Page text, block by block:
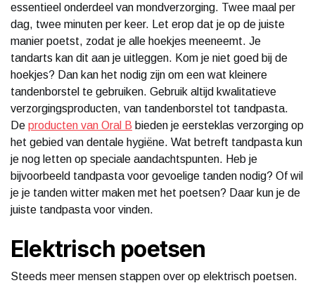
essentieel onderdeel van mondverzorging. Twee maal per
dag, twee minuten per keer. Let erop dat je op de juiste
manier poetst, zodat je alle hoekjes meeneemt. Je
tandarts kan dit aan je uitleggen. Kom je niet goed bij de
hoekjes? Dan kan het nodig zijn om een wat kleinere
tandenborstel te gebruiken. Gebruik altijd kwalitatieve
verzorgingsproducten, van tandenborstel tot tandpasta.
De producten van Oral B bieden je eersteklas verzorging op
het gebied van dentale hygiëne. Wat betreft tandpasta kun
je nog letten op speciale aandachtspunten. Heb je
bijvoorbeeld tandpasta voor gevoelige tanden nodig? Of wil
je je tanden witter maken met het poetsen? Daar kun je de
juiste tandpasta voor vinden.
Elektrisch poetsen
Steeds meer mensen stappen over op elektrisch poetsen.